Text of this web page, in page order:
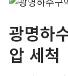
뛰
기
광명하
압 세척